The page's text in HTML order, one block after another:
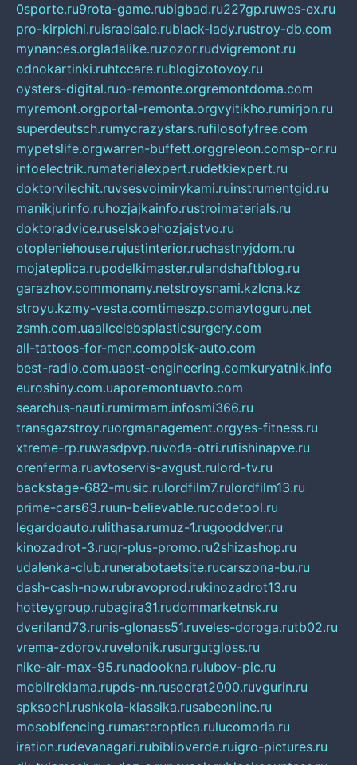
0sporte.ru9rota-game.rubigbad.ru227gp.ruwes-ex.ru
pro-kirpichi.ruisraelsale.rublack-lady.rustroy-db.com
mynances.orgladalike.ruzozor.rudvigremont.ru
odnokartinki.ruhtccare.rublogizotovoy.ru
oysters-digital.ruo-remonte.orgremontdoma.com
myremont.orgportal-remonta.orgvyitikho.rumirjon.ru
superdeutsch.rumycrazystars.rufilosofyfree.com
mypetslife.orgwarren-buffett.orggreleon.comsp-or.ru
infoelectrik.rumaterialexpert.rudetkiexpert.ru
doktorvilechit.ruvsesvoimirykami.ruinstrumentgid.ru
manikjurinfo.ruhozjajkainfo.rustroimaterials.ru
doktoradvice.ruselskoehozjajstvo.ru
otopleniehouse.rujustinterior.ruchastnyjdom.ru
mojateplica.rupodelkimaster.rulandshaftblog.ru
garazhov.commonamy.netstroysnami.kzlcna.kz
stroyu.kzmy-vesta.comtimeszp.comavtoguru.net
zsmh.com.uaallcelebsplasticsurgery.com
all-tattoos-for-men.compoisk-auto.com
best-radio.com.uaost-engineering.comkuryatnik.info
euroshiny.com.uaporemontuavto.com
searchus-nauti.rumirmam.infosmi366.ru
transgazstroy.ruorgmanagement.orgyes-fitness.ru
xtreme-rp.ruwasdpvp.ruvoda-otri.rutishinapve.ru
orenferma.ruavtoservis-avgust.rulord-tv.ru
backstage-682-music.rulordfilm7.rulordfilm13.ru
prime-cars63.ruun-believable.rucodetool.ru
legardoauto.rulithasa.rumuz-1.rugooddver.ru
kinozadrot-3.ruqr-plus-promo.ru2shizashop.ru
udalenka-club.runerabotaetsite.rucarszona-bu.ru
dash-cash-now.rubravoprod.rukinozadrot13.ru
hotteygroup.rubagira31.rudommarketnsk.ru
dveriland73.runis-glonass51.ruveles-doroga.rutb02.ru
vrema-zdorov.ruvelonik.rusurgutgloss.ru
nike-air-max-95.runadookna.rulubov-pic.ru
mobilreklama.rupds-nn.rusocrat2000.ruvgurin.ru
spksochi.rushkola-klassika.rusabeonline.ru
mosoblfencing.rumasteroptica.rulucomoria.ru
iration.rudevanagari.rubiblioverde.ruigro-pictures.ru